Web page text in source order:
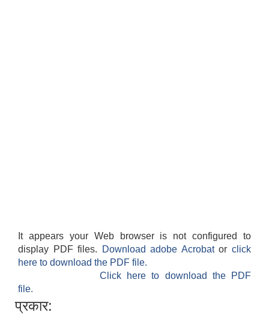
It appears your Web browser is not configured to
display PDF files.
Download adobe Acrobatorclick
here to download the PDF file.
Click here to download the PDF
file.
प्रकार: